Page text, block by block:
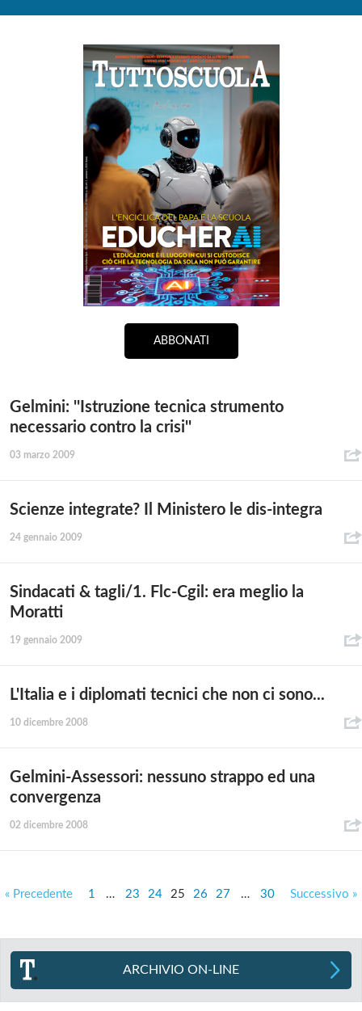
ABBONATI
Gelmini: ''Istruzione tecnica strumento
necessario contro la crisi''
03 marzo 2009
Scienze integrate? Il Ministero le dis-integra
24 gennaio 2009
Sindacati & tagli/1. Flc-Cgil: era meglio la
Moratti
19 gennaio 2009
L'Italia e i diplomati tecnici che non ci sono...
10 dicembre 2008
Gelmini-Assessori: nessuno strappo ed una
convergenza
02 dicembre 2008
« Precedente 1 … 23 24 25 26 27 … 30 Successivo »
ARCHIVIO ON-LINE